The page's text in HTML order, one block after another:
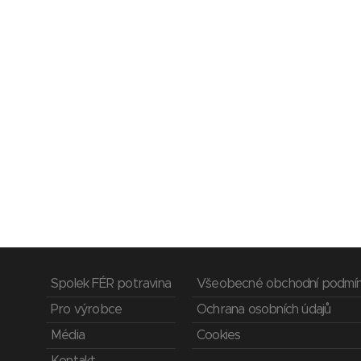
Spolek FÉR potravina
Pro výrobce
Média
Všeobecné obchodní
Ochrana osobních údajů
Cookies